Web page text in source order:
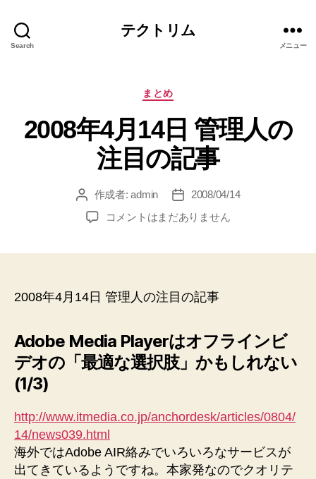
Search
テクトリム
メニュー
カ
ゴ
リ
ー
まとめ
2008年4月14日 管理人の
注目の記事
投
稿
者
作成者:admin
投
稿
日
2008/04/14
2008
日
人
の
注
記
事
へ
の
コメントはまだありません
2008年4月14日 管理人の注目の記事
Adobe Media Playerはオフラインビ
デオの「最適な選択肢」かもしれない
(1/3)
http://www.itmedia.co.jp/anchordesk/articles/0804/
14/news039.html
海外ではAdobe AIR絡みでいろいろなサービスが
出てきているようですね。本家発なのでクオリテ